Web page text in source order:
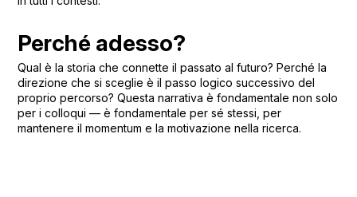
Perché adesso?
Qual è la storia che connette il passato al futuro? Perché la
direzione che si sceglie è il passo logico successivo del
proprio percorso? Questa narrativa è fondamentale non solo
per i colloqui — è fondamentale per sé stessi, per
mantenere il momentum e la motivazione nella ricerca.